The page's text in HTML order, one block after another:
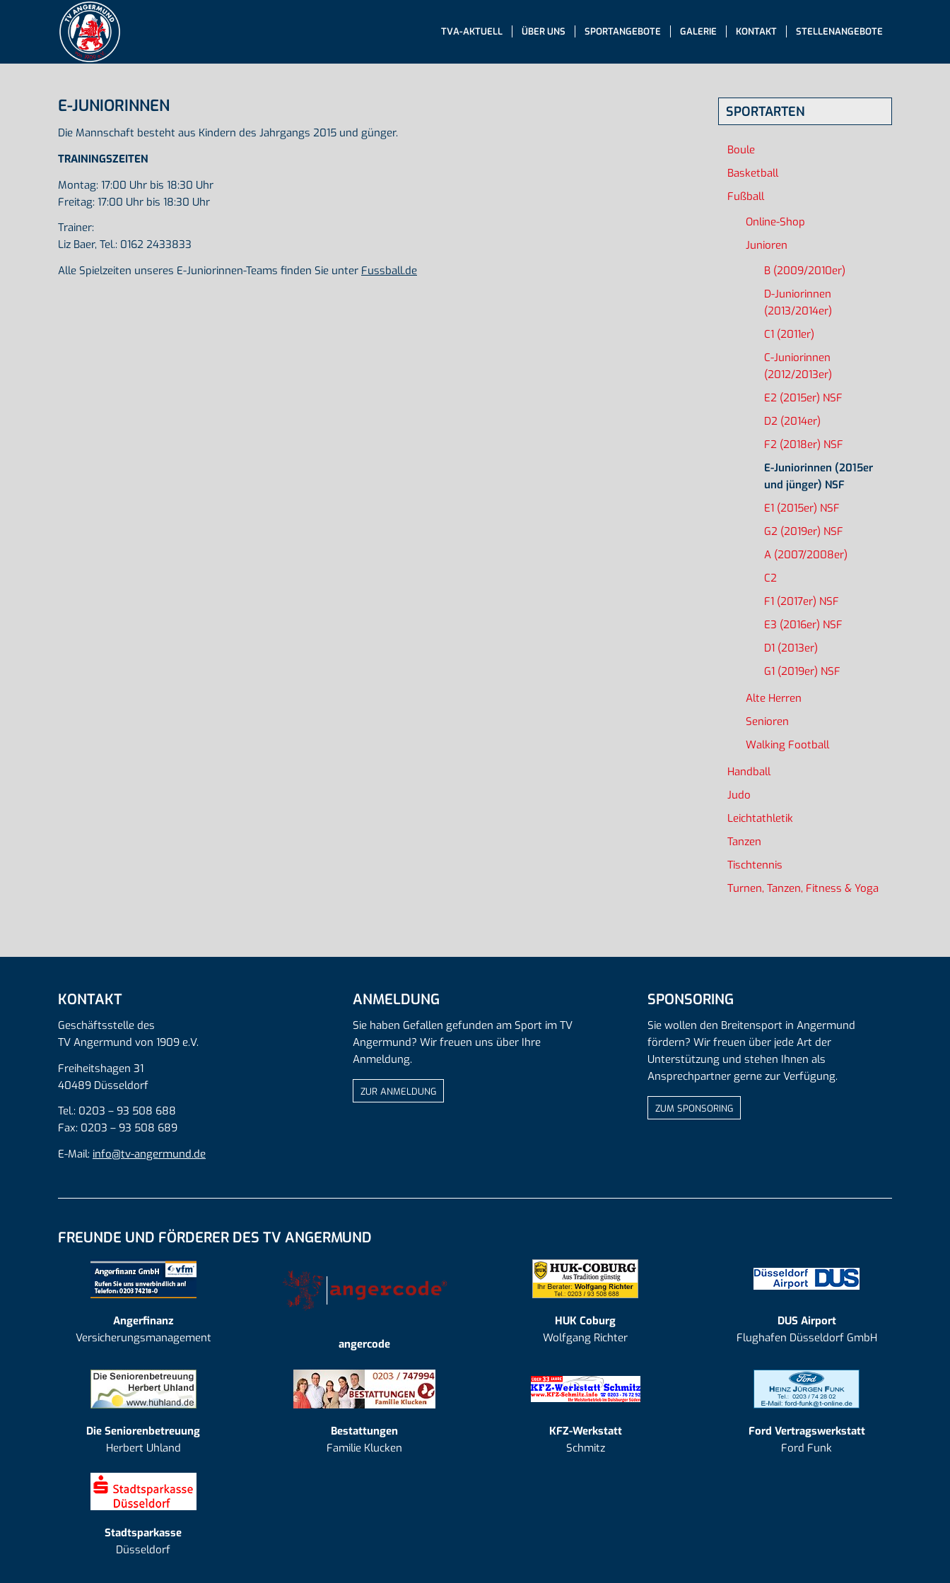
TVA-AKTUELL ÜBER UNS SPORTANGEBOTE GALERIE KONTAKT STELLENANGEBOTE
E-JUNIORINNEN
Die Mannschaft besteht aus Kindern des Jahrgangs 2015 und günger.
TRAININGSZEITEN
Montag: 17:00 Uhr bis 18:30 Uhr
Freitag: 17:00 Uhr bis 18:30 Uhr
Trainer:
Liz Baer, Tel.: 0162 2433833
Alle Spielzeiten unseres E-Juniorinnen-Teams finden Sie unter Fussball.de
SPORTARTEN
Boule
Basketball
Fußball
Online-Shop
Junioren
B (2009/2010er)
D-Juniorinnen
(2013/2014er)
C1 (2011er)
C-Juniorinnen
(2012/2013er)
E2 (2015er) NSF
D2 (2014er)
F2 (2018er) NSF
E-Juniorinnen (2015er
und jünger) NSF
E1 (2015er) NSF
G2 (2019er) NSF
A (2007/2008er)
C2
F1 (2017er) NSF
E3 (2016er) NSF
D1 (2013er)
G1 (2019er) NSF
Alte Herren
Senioren
Walking Football
Handball
Judo
Leichtathletik
Tanzen
Tischtennis
Turnen, Tanzen, Fitness & Yoga
KONTAKT
Geschäftsstelle des
TV Angermund von 1909 e.V.
Freiheitshagen 31
40489 Düsseldorf
Tel.: 0203 – 93 508 688
Fax: 0203 – 93 508 689
E-Mail: info@tv-angermund.de
ANMELDUNG
Sie haben Gefallen gefunden am Sport im TV
Angermund? Wir freuen uns über Ihre
Anmeldung.
ZUR ANMELDUNG
SPONSORING
Sie wollen den Breitensport in Angermund
fördern? Wir freuen über jede Art der
Unterstützung und stehen Ihnen als
Ansprechpartner gerne zur Verfügung.
ZUM SPONSORING
FREUNDE UND FÖRDERER DES TV ANGERMUND
Angerfinanz
Versicherungsmanagement
angercode
HUK Coburg
Wolfgang Richter
DUS Airport
Flughafen Düsseldorf GmbH
Die Seniorenbetreuung
Herbert Uhland
Bestattungen
Familie Klucken
KFZ-Werkstatt
Schmitz
Ford Vertragswerkstatt
Ford Funk
Stadtsparkasse
Düsseldorf